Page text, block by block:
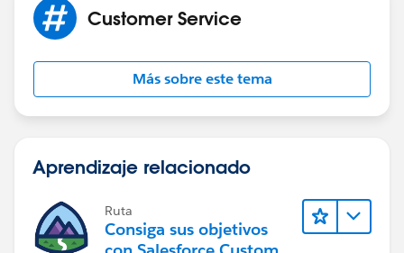
Customer Service
Más sobre este tema
Aprendizaje relacionado
Ruta
Consiga sus objetivos